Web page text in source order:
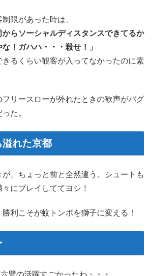
限があった時は、
からソーシャルディスタンスできてるか
！ガハハ・・・殺せ！」
きるくらい観客が入ってなかったのに素
リースローが外れたときの歓声がバグ
た。
れた京都
、ちょっと前と全然違う。シュートも
にプレイしててヨシ！
利こそが蚊トンボを獅子に変える！
臂の活躍すごかったわ・・・。